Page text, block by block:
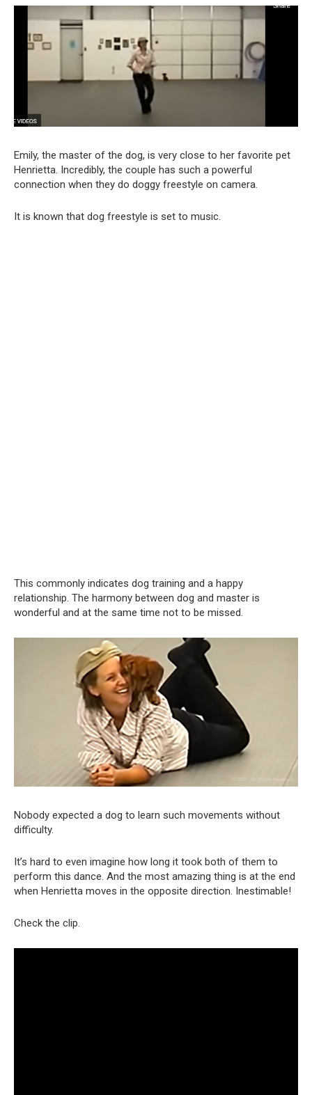
Emily, the master of the dog, is very close to her favorite pet
Henrietta. Incredibly, the couple has such a powerful
connection when they do doggy freestyle on camera.
It is known that dog freestyle is set to music.
This commonly indicates dog training and a happy
relationship. The harmony between dog and master is
wonderful and at the same time not to be missed.
Nobody expected a dog to learn such movements without
difficulty.
It’s hard to even imagine how long it took both of them to
perform this dance. And the most amazing thing is at the end
when Henrietta moves in the opposite direction. Inestimable!
Check the clip.